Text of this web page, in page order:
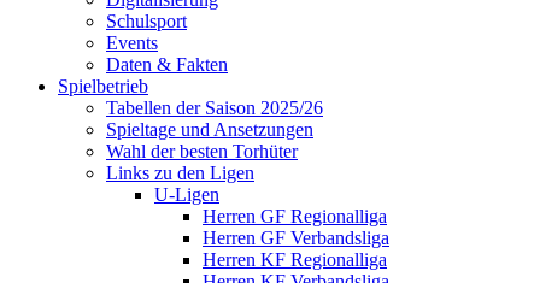
Schulsport
Events
Daten & Fakten
Spielbetrieb
Tabellen der Saison 2025/26
Spieltage und Ansetzungen
Wahl der besten Torhüter
Links zu den Ligen
U-Ligen
Herren GF Regionalliga
Herren GF Verbandsliga
Herren KF Regionalliga